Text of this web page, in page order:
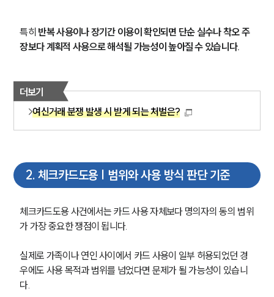
특히 반복 사용이나 장기간 이용이 확인되면 단순 실수나 착오 주
장보다 계획적 사용으로 해석될 가능성이 높아질 수 있습니다.
더보기
여신거래 분쟁 발생 시 받게 되는 처벌은?
2. 체크카드도용 | 범위와 사용 방식 판단 기준
체크카드도용 사건에서는 카드 사용 자체보다 명의자의 동의 범위
가 가장 중요한 쟁점이 됩니다.
실제로 가족이나 연인 사이에서 카드 사용이 일부 허용되었던 경
우에도 사용 목적과 범위를 넘었다면 문제가 될 가능성이 있습니
다.